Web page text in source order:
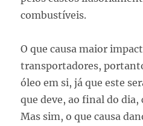
combustíveis.
O que causa maior
transportadores,
óleo em si, já que este
que deve, ao final do
Mas sim, o que causa